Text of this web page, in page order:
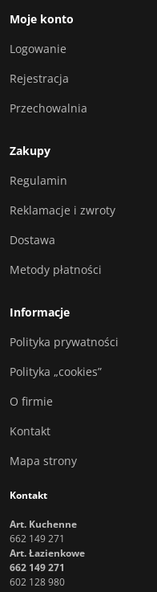
Moje konto
Logowanie
Rejestracja
Przechowalnia
Zakupy
Regulamin
Reklamacje i zwroty
Dostawa
Metody płatności
Informacje
Polityka prywatności
Polityka „cookies”
O firmie
Kontakt
Mapa strony
Kontakt
Art. Kuchenne
662 149 271
Art. Łazienkowe
662 149 271
602 128 980